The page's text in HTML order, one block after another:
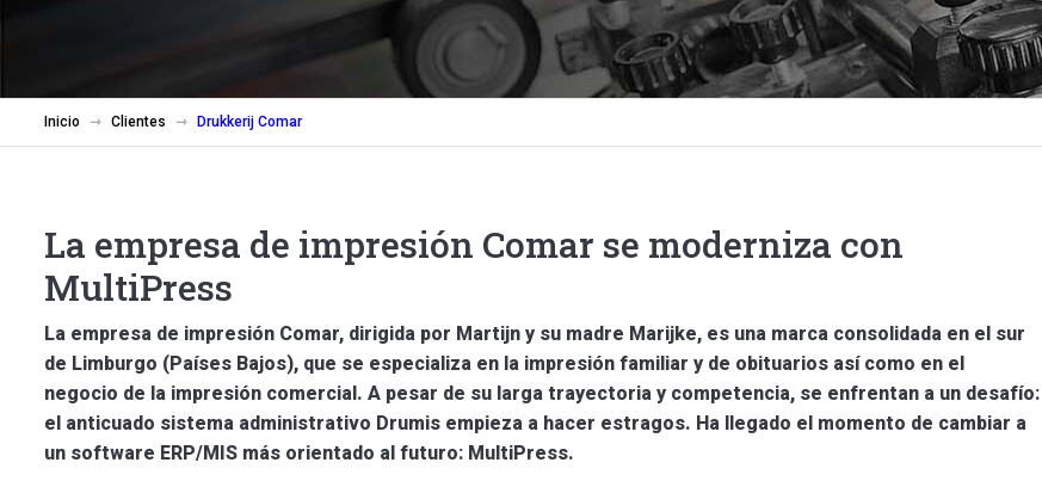
Inicio Clientes Drukkerij Comar
La empresa de impresión Comar se moderniza con
MultiPress
La empresa de impresión Comar, dirigida por Martijn y su madre Marijke, es una marca consolidada en el sur
de Limburgo (Países Bajos), que se especializa en la impresión familiar y de obituarios así como en el
negocio de la impresión comercial. A pesar de su larga trayectoria y competencia, se enfrentan a un desafío:
el anticuado sistema administrativo Drumis empieza a hacer estragos. Ha llegado el momento de cambiar a
un software ERP/MIS más orientado al futuro: MultiPress.